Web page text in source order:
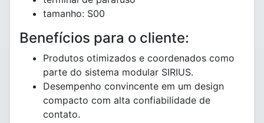
tamanho: S00
Benefícios para o cliente:
Produtos otimizados e coordenados como
parte do sistema modular SIRIUS.
Desempenho convincente em um design
compacto com alta confiabilidade de
contato.